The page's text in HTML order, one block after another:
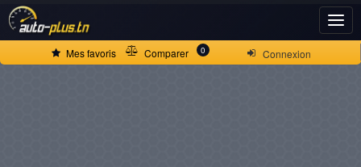
Connexion
Mes favoris Comparer 0
ACCUEIL